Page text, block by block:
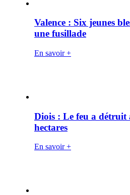
Valence : Six jeunes
une fusillade
En savoir +
Diois : Le feu a détruit
hectares
En savoir +